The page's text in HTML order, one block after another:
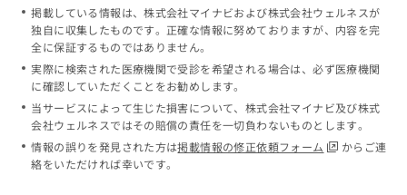
掲載している情報は、株式会社マイナビおよび株式会社ウェルネスが
独自に収集したものです。正確な情報に努めておりますが、内容を完
全に保証するものではありません。
実際に検索された医療機関で受診を希望される場合は、必ず医療機関
に確認していただくことをお勧めします。
当サービスによって生じた損害について、株式会社マイナビ及び株式
会社ウェルネスではその賠償の責任を一切負わないものとします。
情報の誤りを発見された方は掲載情報の修正依頼フォーム
からご連
絡をいただければ幸いです。